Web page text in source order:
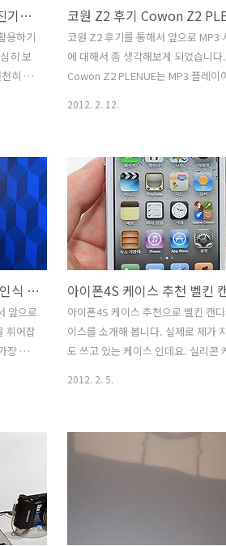
도이
고 켜
속도
성을
마크 바로가기 삼성 노트북 뉴시리즈
세대 후기 13.3인치 15인치
A74 비교 리뷰 삼성 노트북 뉴시리즈9
13.3 인치와 15인치 모델 입니다. 벤
베가 LTE EX 화이트 숨겨진기능 활용하기
용하기
히 보
히 설
용해
로 그
도 아
게 되
자리
선
둥글한
부분
있기
는데
군요.
코원 Z2 후기를 통해서 앞으로 MP3
에 대해서 좀 생각해보게 되었습니다.
Cowon Z2 PLENUE는 MP3 플레이
가능하게 되었죠. 이제는 더이상 MP3
으로는 승부하는것은 힘들다는 내용이
영된 제품입니다. 실제로 이런 움직임
가속화 되어서 더이상 사용자들의 필
충족해주지 않으면 도태될 수 있기
에 이를 만족하는 제품들이 많이 나
될 것 입니다. 안드로이드 OS가 탑
코원 Z2 PLENUE는 MP3의 역할뿐
니라 올레마켓에서 필요한 앱을 다운
가 가능하고 WiFi에 연결해서 인터넷
즐기고 카카오톡으로 친구들과 채팅
2012. 2. 12.
삼성 스마트TV 음성 모션 인식 스마트 에볼루션 키트 신제품 발표회
앞으로
휘어잡
장 핵
은 기
쓰도
사용
스로
에 저
서 "하
아이폰4S 케이스 추천으로 벨킨 캔
이스를 소개해 봅니다. 실제로 제가
도 쓰고 있는 케이스 인데요. 실리콘
양이 다 달라보이네요. 벨킨 캔디케
있습니다. 측면의 진동스위치 부분이
치가 약간 다른데 두개 모두 사용 가
2012. 2. 5.